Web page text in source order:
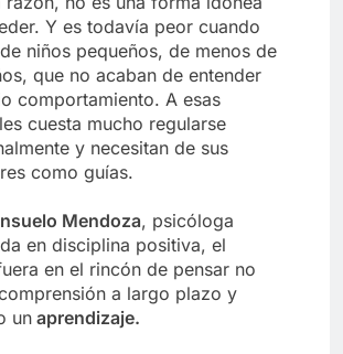
Y es todavía peor cuando
niños pequeños, de menos de
que no acaban de entender
comportamiento. A esas
cuesta mucho regularse
y necesitan de sus
como guías.
Mendoza, psicóloga
en disciplina positiva, el
en el rincón de pensar no
a largo plazo y
un aprendizaje.